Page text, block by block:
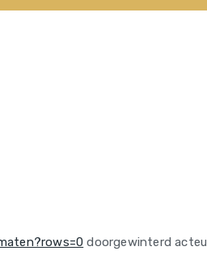
doorgewinterd